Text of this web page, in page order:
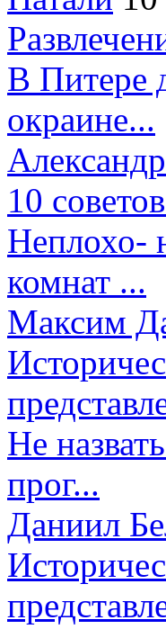
В Питере
окраине...
10
Неплохо-
комнат ...
Максим
Не
прог...
Даниил